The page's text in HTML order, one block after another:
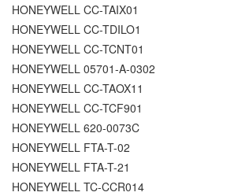
HONEYWELL CC-TAIX01
HONEYWELL CC-TDILO1
HONEYWELL CC-TCNT01
HONEYWELL 05701-A-0302
HONEYWELL CC-TAOX11
HONEYWELL CC-TCF901
HONEYWELL 620-0073C
HONEYWELL FTA-T-02
HONEYWELL FTA-T-21
HONEYWELL TC-CCR014